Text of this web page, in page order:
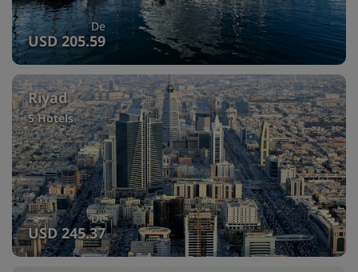
De
USD 205.59
Riyad
5 Hotels
De
USD 245.37